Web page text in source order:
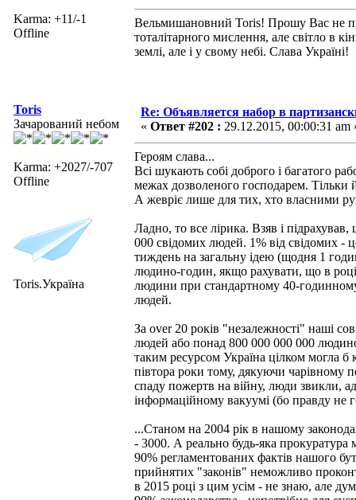
Karma: +11/-1
Offline
Вельмишановний Toris! Прошу Вас не
тоталітарного мислення, але світло в
землі, але і у свому небі. Слава Україні!
Toris
Зачарований небом
Karma: +2027/-707
Offline
Toris.Україна
Re: Объявляется набор в
« Ответ #202 : 29.12.2015, 00:00:31 am
Героям слава...
Всі шукають собі доброго і багатого
межах дозволеного господарем. Тільки
А жевріє лише для тих, хто власними
Ладно, то все лірика. Взяв і
000 свідомих людей. 1% від свідомих
тиждень на загальну ідею (щодня 1
людино-годин, якщо рахувати, що в
людини при стандартному 40-
людей.
За over 20 років "незалежності" наші
людей або понад 800 000 000 000
таким ресурсом Україна цілком могла
півтора роки тому, дякуючи чарівному
спаду пожертв на війну, люди звикли,
інформаційному вакуумі (бо правду не
...Станом на 2004 рік в нашому
- 3000. А реально будь-яка прокуратура
90% регламентованих фактів нашого
прийнятих "законів" неможливо
в 2015 році з цим усім - не знаю, але